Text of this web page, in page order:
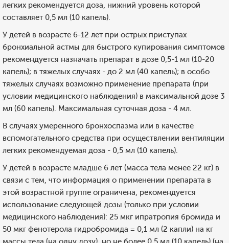
легких рекомендуется доза, нижний уровень которой
составляет 0,5 мл (10 капель).
У детей в возрасте 6-12 лет при острых приступах
бронхиальной астмы для быстрого купирования симптомов
рекомендуется назначать препарат в дозе 0,5-1 мл (10-20
капель); в тяжелых случаях - до 2 мл (40 капель); в особо
тяжелых случаях возможно применение препарата (при
условии медицинского наблюдения) в максимальной дозе 3
мл (60 капель). Максимальная суточная доза - 4 мл.
В случаях умеренного бронхоспазма или в качестве
вспомогательного средства при осуществлении вентиляции
легких рекомендуемая доза - 0,5 мл (10 капель).
У детей в возрасте младше 6 лет (масса тела менее 22 кг) в
связи с тем, что информация о применении препарата в
этой возрастной группе ограничена, рекомендуется
использование следующей дозы (только при условии
медицинского наблюдения): 25 мкг ипратропия бромида и
50 мкг фенотерола гидробромида = 0,1 мл (2 капли) на кг